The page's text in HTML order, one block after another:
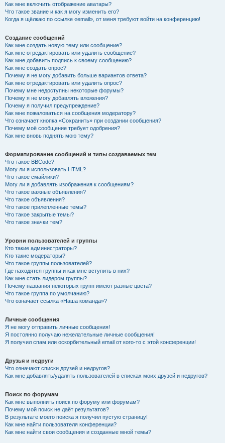
Как мне включить отображение аватары?
Что такое звание и как я могу изменить его?
Когда я щёлкаю по ссылке «email», от меня требуют войти на конференцию!
Создание сообщений
Как мне создать новую тему или сообщение?
Как мне отредактировать или удалить сообщение?
Как мне добавить подпись к своему сообщению?
Как мне создать опрос?
Почему я не могу добавить больше вариантов ответа?
Как мне отредактировать или удалить опрос?
Почему мне недоступны некоторые форумы?
Почему я не могу добавлять вложения?
Почему я получил предупреждение?
Как мне пожаловаться на сообщения модератору?
Что означает кнопка «Сохранить» при создании сообщения?
Почему моё сообщение требует одобрения?
Как мне вновь поднять мою тему?
Форматирование сообщений и типы создаваемых тем
Что такое BBCode?
Могу ли я использовать HTML?
Что такое смайлики?
Могу ли я добавлять изображения к сообщениям?
Что такое важные объявления?
Что такое объявления?
Что такое прилепленные темы?
Что такое закрытые темы?
Что такое значки тем?
Уровни пользователей и группы
Кто такие администраторы?
Кто такие модераторы?
Что такое группы пользователей?
Где находятся группы и как мне вступить в них?
Как мне стать лидером группы?
Почему названия некоторых групп имеют разные цвета?
Что такое группа по умолчанию?
Что означает ссылка «Наша команда»?
Личные сообщения
Я не могу отправить личные сообщения!
Я постоянно получаю нежелательные личные сообщения!
Я получил спам или оскорбительный email от кого-то с этой конференции!
Друзья и недруги
Что означают списки друзей и недругов?
Как мне добавлять/удалять пользователей в списках моих друзей и недругов?
Поиск по форумам
Как мне выполнить поиск по форуму или форумам?
Почему мой поиск не даёт результатов?
В результате моего поиска я получил пустую страницу!
Как мне найти пользователя конференции?
Как мне найти свои сообщения и созданные мной темы?